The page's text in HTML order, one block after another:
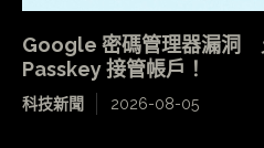
Google 密碼管理器漏洞
Passkey 接管帳戶！
科技新聞 2026-08-05